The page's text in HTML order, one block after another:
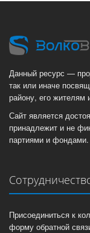
Данный ресурс —
так или иначе
району, его жителям
Сайт является
принадлежит и не
партиями и фондами.
Присоединиться к
форму обратной